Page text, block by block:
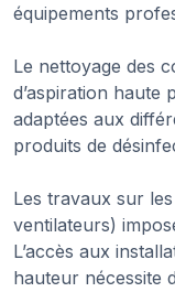
équipements
Le nettoyage des
d’aspiration haute
adaptées aux
produits de
Les travaux sur
ventilateurs)
L’accès aux
hauteur nécessite